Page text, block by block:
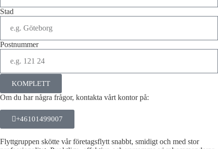
Stad
Postnummer
KOMPLETT
Om du har några frågor, kontakta vårt kontor på:
+46101499007
Flyttgruppen skötte vår företagsflytt snabbt, smidigt och med stor